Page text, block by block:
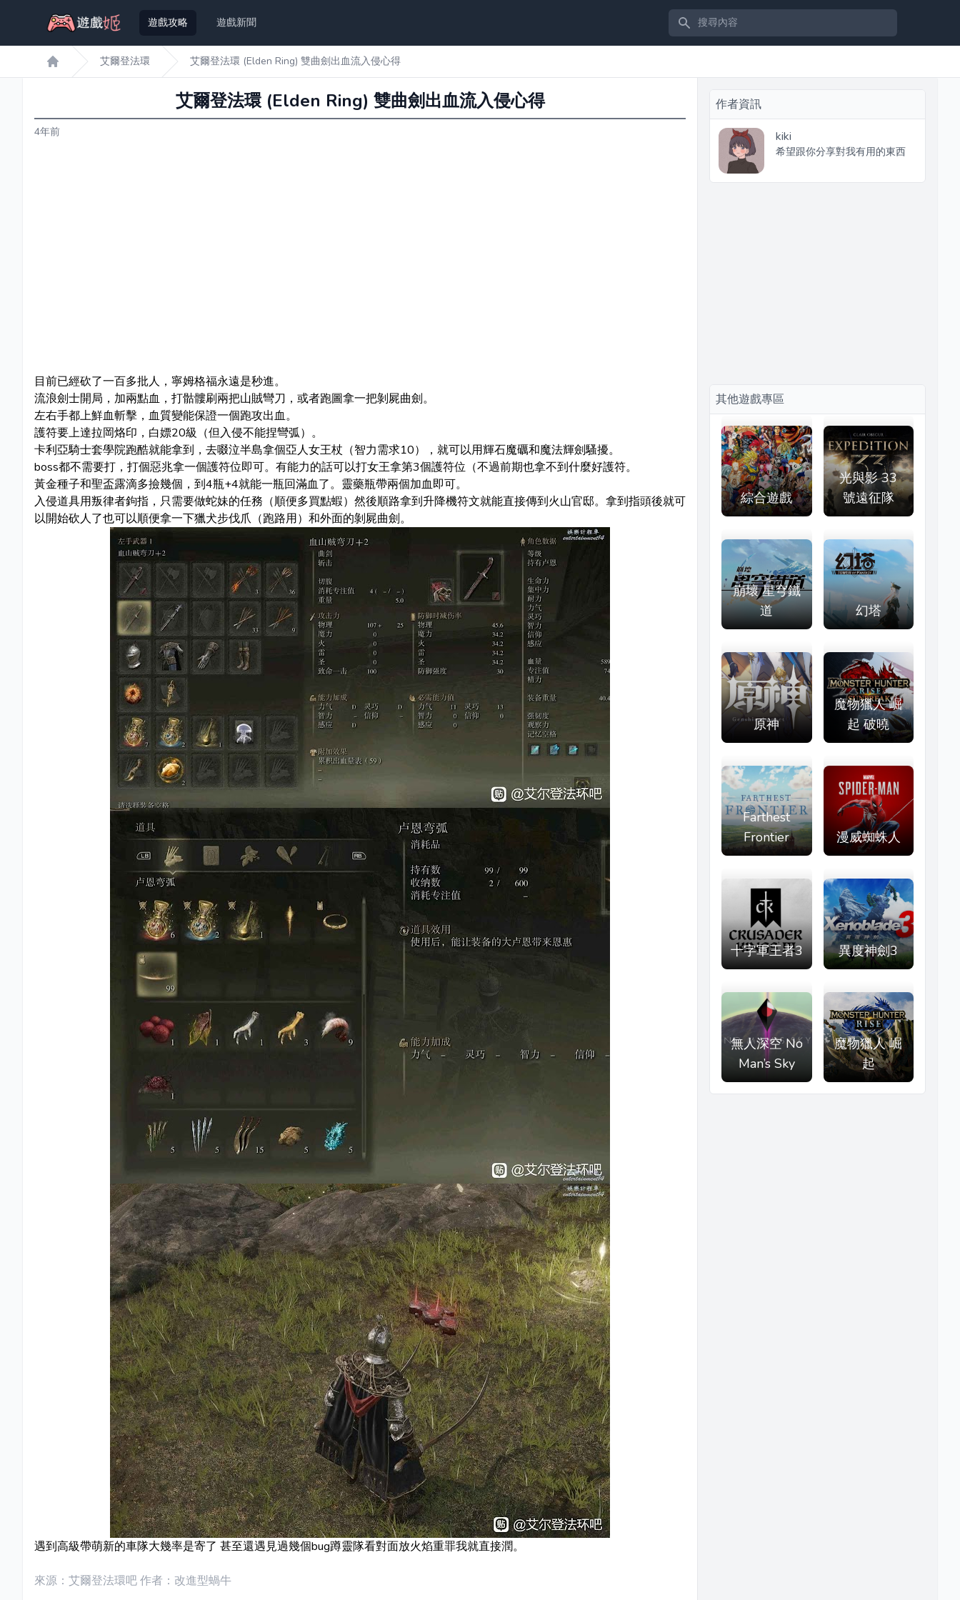
遊戲攻略 遊戲新聞 搜尋內容
遊戲姬首頁
艾爾登法環 艾爾登法環 (Elden Ring) 雙曲劍出血流入侵心得
艾爾登法環 (Elden Ring) 雙曲劍出血流入侵心得
4年前
目前已經砍了一百多批人，寧姆格福永遠是秒進。
流浪劍士開局，加兩點血，打骷髏刷兩把山賊彎刀，或者跑圖拿一把剝屍曲劍。
左右手都上鮮血斬擊，血質變能保證一個跑攻出血。
護符要上達拉岡烙印，白嫖20級（但入侵不能捏彎弧）。
卡利亞騎士套學院跑酷就能拿到，去啜泣半島拿個亞人女王杖（智力需求10），就可以用輝石魔礪和魔法輝劍騷擾。
boss都不需要打，打個惡兆拿一個護符位即可。有能力的話可以打女王拿第3個護符位（不過前期也拿不到什麼好護符。
黃金種子和聖盃露滴多撿幾個，到4瓶+4就能一瓶回滿血了。靈藥瓶帶兩個加血即可。
入侵道具用叛律者鉤指，只需要做蛇妹的任務（順便多買點蝦）然後順路拿到升降機符文就能直接傳到火山官邸。拿到指頭後就可
以開始砍人了也可以順便拿一下獵犬步伐爪（跑路用）和外面的剝屍曲劍。
遇到高級帶萌新的車隊大幾率是寄了 甚至還遇見過幾個bug蹲靈隊看對面放火焰重罪我就直接潤。
來源：艾爾登法環吧 作者：改進型蝸牛
作者資訊
kiki
希望跟你分享對我有用的東西
其他遊戲專區
綜合遊戲
光與影 33
號遠征隊
崩壞 星穹鐵
道
幻塔
原神
魔物獵人 崛
起 破曉
Farthest
Frontier
漫威蜘蛛人
十字軍王者3 異度神劍3
無人深空 No
Man’s Sky
魔物獵人 崛
起